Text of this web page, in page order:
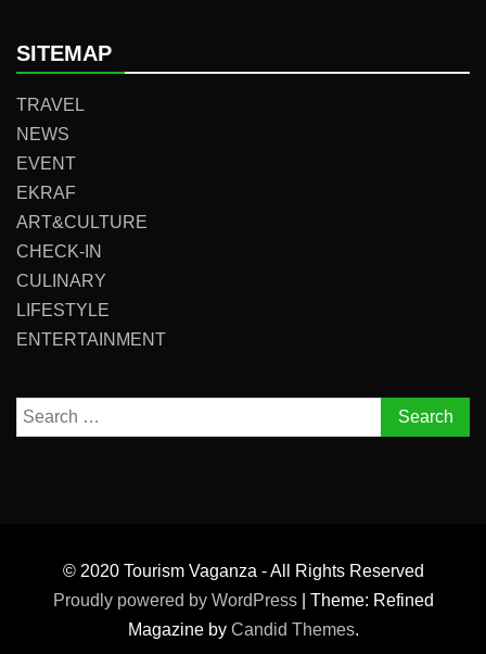
SITEMAP
TRAVEL
NEWS
EVENT
EKRAF
ART&CULTURE
CHECK-IN
CULINARY
LIFESTYLE
ENTERTAINMENT
Search
for:
© 2020 Tourism Vaganza - All Rights Reserved
Proudly powered by WordPress
Theme: Refined
Magazine by Candid Themes.